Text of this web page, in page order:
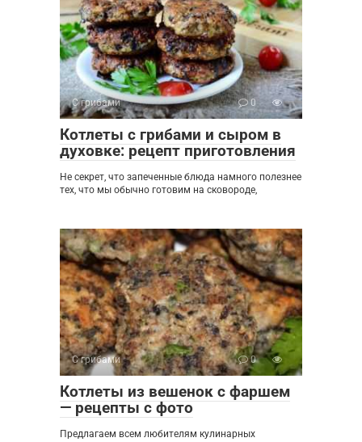
С грибами 0
Котлеты с грибами и сыром в
духовке: рецепт приготовления
Не секрет, что запеченные блюда намного полезнее
тех, что мы обычно готовим на сковороде,
С грибами 0
Котлеты из вешенок с фаршем
— рецепты с фото
Предлагаем всем любителям кулинарных